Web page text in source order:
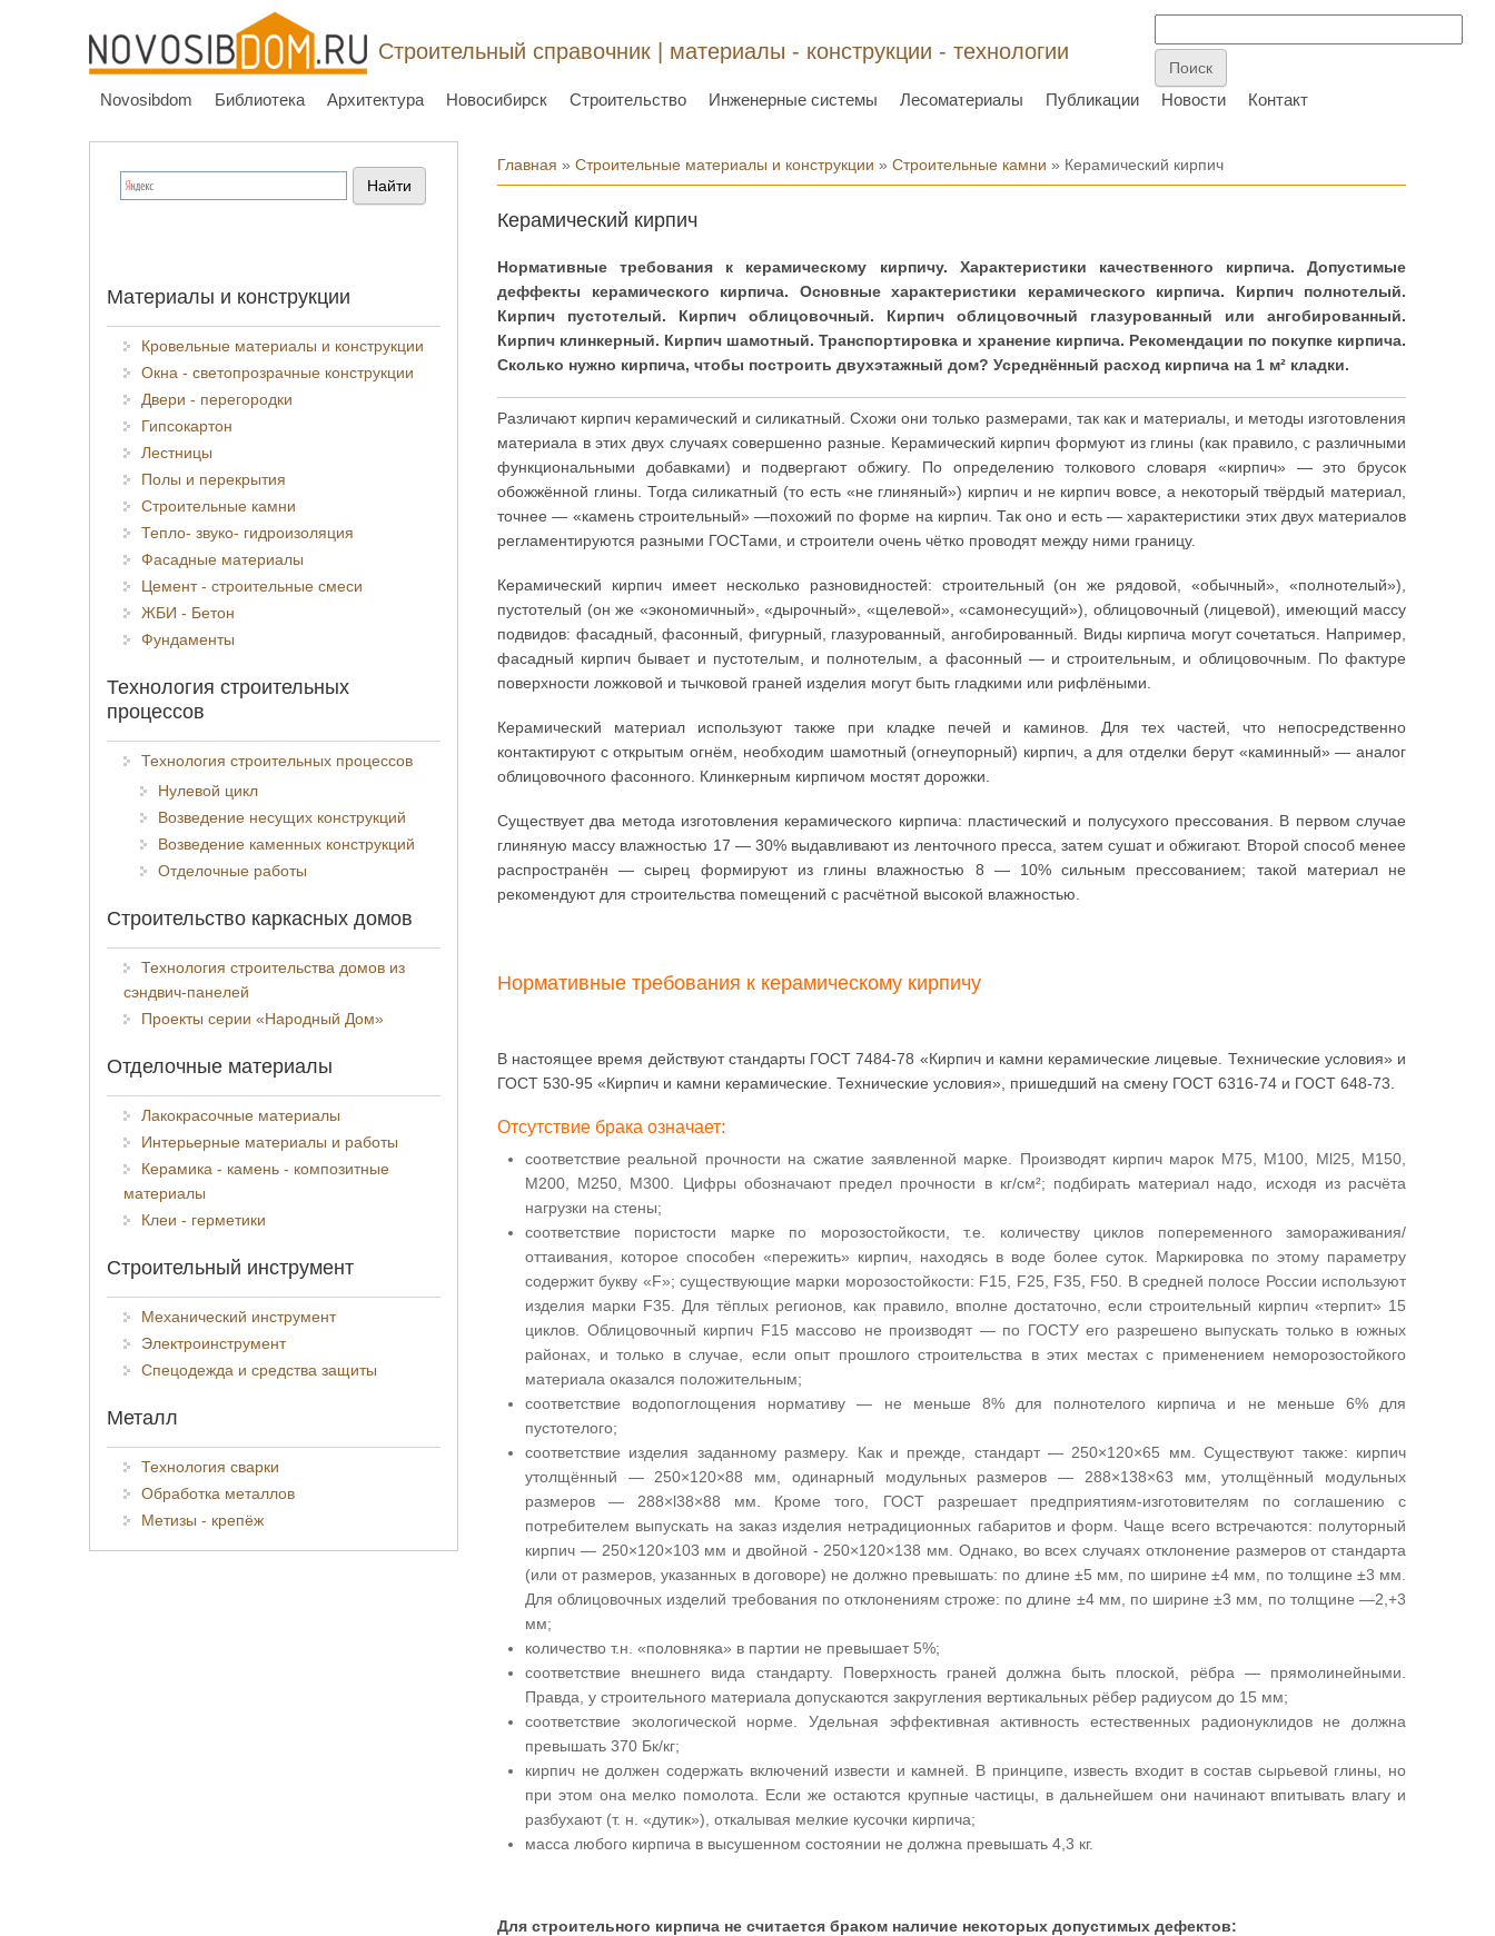
Строительный справочник | материалы - конструкции - технологии
Novosibdom Библиотека Архитектура Новосибирск Строительство Инженерные системы Лесоматериалы Публикации Новости Контакт
Вы здесь
Главная »Строительные материалы и конструкции »Строительные камни » Керамический кирпич
Керамический кирпич
Нормативные требования к керамическому кирпичу. Характеристики качественного кирпича. Допустимые
деффекты керамического кирпича. Основные характеристики керамического кирпича. Кирпич полнотелый.
Кирпич пустотелый. Кирпич облицовочный. Кирпич облицовочный глазурованный или ангобированный.
Кирпич клинкерный. Кирпич шамотный. Транспортировка и хранение кирпича. Рекомендации по покупке кирпича.
Сколько нужно кирпича, чтобы построить двухэтажный дом? Усреднённый расход кирпича на 1 м² кладки.
Различают кирпич керамический и силикатный. Схожи они только размерами, так как и материалы, и методы изготовления
материала в этих двух случаях совершенно разные. Керамический кирпич формуют из глины (как правило, с различными
функциональными добавками) и подвергают обжигу. По определению толкового словаря «кирпич» — это брусок
обожжённой глины. Тогда силикатный (то есть «не глиняный») кирпич и не кирпич вовсе, а некоторый твёрдый материал,
точнее — «камень строительный» —похожий по форме на кирпич. Так оно и есть — характеристики этих двух материалов
регламентируются разными ГОСТами, и строители очень чётко проводят между ними границу.
Керамический кирпич имеет несколько разновидностей: строительный (он же рядовой, «обычный», «полнотелый»),
пустотелый (он же «экономичный», «дырочный», «щелевой», «самонесущий»), облицовочный (лицевой), имеющий массу
подвидов: фасадный, фасонный, фигурный, глазурованный, ангобированный. Виды кирпича могут сочетаться. Например,
фасадный кирпич бывает и пустотелым, и полнотелым, а фасонный — и строительным, и облицовочным. По фактуре
поверхности ложковой и тычковой граней изделия могут быть гладкими или рифлёными.
Керамический материал используют также при кладке печей и каминов. Для тех частей, что непосредственно
контактируют с открытым огнём, необходим шамотный (огнеупорный) кирпич, а для отделки берут «каминный» — аналог
облицовочного фасонного. Клинкерным кирпичом мостят дорожки.
Существует два метода изготовления керамического кирпича: пластический и полусухого прессования. В первом случае
глиняную массу влажностью 17 — 30% выдавливают из ленточного пресса, затем сушат и обжигают. Второй способ менее
распространён — сырец формируют из глины влажностью 8 — 10% сильным прессованием; такой материал не
рекомендуют для строительства помещений с расчётной высокой влажностью.
Нормативные требования к керамическому кирпичу
В настоящее время действуют стандарты ГОСТ 7484-78 «Кирпич и камни керамические лицевые. Технические условия» и
ГОСТ 530-95 «Кирпич и камни керамические. Технические условия», пришедший на смену ГОСТ 6316-74 и ГОСТ 648-73.
Отсутствие брака означает:
cоответствие реальной прочности на сжатие заявленной марке. Производят кирпич марок М75, М100, Мl25, М150,
М200, М250, М300. Цифры обозначают предел прочности в кг/см²; подбирать материал надо, исходя из расчёта
нагрузки на стены;
cоответствие пористости марке по морозостойкости, т.е. количеству циклов попеременного замораживания/
оттаивания, которое способен «пережить» кирпич, находясь в воде более суток. Маркировка по этому параметру
содержит букву «F»; существующие марки морозостойкости: F15, F25, F35, F50. В средней полосе России используют
изделия марки F35. Для тёплых регионов, как правило, вполне достаточно, если строительный кирпич «терпит» 15
циклов. Облицовочный кирпич F15 массово не производят — по ГОСТУ его разрешено выпускать только в южных
районах, и только в случае, если опыт прошлого строительства в этих местах с применением неморозостойкого
материала оказался положительным;
соответствие водопоглощения нормативу — не меньше 8% для полнотелого кирпича и не меньше 6% для
пустотелого;
cоответствие изделия заданному размеру. Как и прежде, стандарт — 250×120×65 мм. Существуют также: кирпич
утолщённый — 250×120×88 мм, одинарный модульных размеров — 288×138×63 мм, утолщённый модульных
размеров — 288×l38×88 мм. Кроме того, ГОСТ разрешает предприятиям-изготовителям по соглашению с
потребителем выпускать на заказ изделия нетрадиционных габаритов и форм. Чаще всего встречаются: полуторный
кирпич — 250×120×103 мм и двойной - 250×120×138 мм. Однако, во всех случаях отклонение размеров от стандарта
(или от размеров, указанных в договоре) не должно превышать: по длине ±5 мм, по ширине ±4 мм, по толщине ±3 мм.
Для облицовочных изделий требования по отклонениям строже: по длине ±4 мм, по ширине ±3 мм, по толщине —2,+3
мм;
количество т.н. «половняка» в партии не превышает 5%;
соответствие внешнего вида стандарту. Поверхность граней должна быть плоской, рёбра — прямолинейными.
Правда, у строительного материала допускаются закругления вертикальных рёбер радиусом до 15 мм;
cоответствие экологической норме. Удельная эффективная активность естественных радионуклидов не должна
превышать 370 Бк/кг;
кирпич не должен содержать включений извести и камней. В принципе, известь входит в состав сырьевой глины, но
при этом она мелко помолота. Если же остаются крупные частицы, в дальнейшем они начинают впитывать влагу и
разбухают (т. н. «дутик»), откалывая мелкие кусочки кирпича;
масса любого кирпича в высушенном состоянии не должна превышать 4,3 кг.
Для строительного кирпича не считается браком наличие некоторых допустимых дефектов:
Материалы и конструкции
Кровельные материалы и конструкции
Окна - светопрозрачные конструкции
Двери - перегородки
Гипсокартон
Лестницы
Полы и перекрытия
Строительные камни
Тепло- звуко- гидроизоляция
Фасадные материалы
Цемент - строительные смеси
ЖБИ - Бетон
Фундаменты
Технология строительных
процессов
Технология строительных процессов
Нулевой цикл
Возведение несущих конструкций
Возведение каменных конструкций
Отделочные работы
Строительство каркасных домов
Технология строительства домов из
сэндвич-панелей
Проекты серии «Народный Дом»
Отделочные материалы
Лакокрасочные материалы
Интерьерные материалы и работы
Керамика - камень - композитные
материалы
Клеи - герметики
Строительный инструмент
Механический инструмент
Электроинструмент
Спецодежда и средства защиты
Металл
Технология сварки
Обработка металлов
Метизы - крепёж